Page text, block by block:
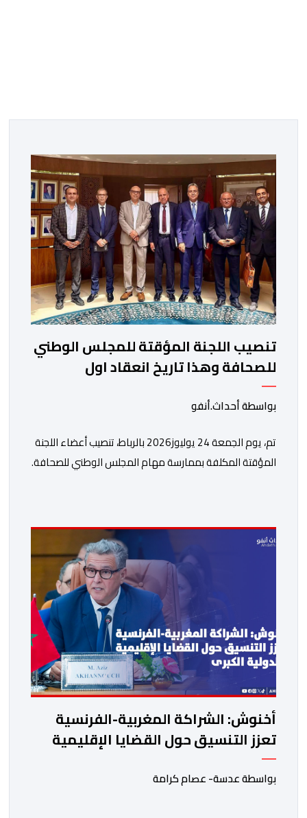
تنصيب اللجنة المؤقتة للمجلس الوطني
للصحافة وهذا تاريخ انعقاد اول
اجتماعاتها
بواسطة أحداث.أنفو
تم، يوم الجمعة 24 يوليوز2026 بالرباط، تنصيب أعضاء اللجنة
المؤقتة المكلفة بممارسة مهام المجلس الوطني للصحافة.
القانون رقم 09.26 المتعلق بإعادة تنظيم المجلس الوطني
للصحافة، ستتولى، بصفة انتقالية، ممارسة مهام المجلس
الوطني للصحافة، وكذا التحضير لعمليات انتخاب […]
أخنوش: الشراكة المغربية-الفرنسية
تعزز التنسيق حول القضايا الإقليمية
والدولية الكبرى
بواسطة عدسة- عصام كرامة